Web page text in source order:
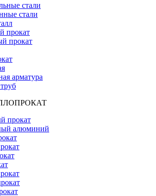
стали
стали
прокат
прокат
арматура
прокат
алюминий